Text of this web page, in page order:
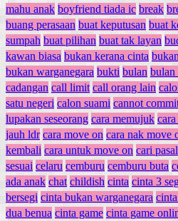
mahu anak boyfriend tiada ic break
buang perasaan buat keputusan buat
sumpah buat pilihan buat tak layan
kawan biasa bukan kerana cinta
bukan warganegara bukti bulan bulan
cadangan call limit call orang lain
satu negeri calon suami cannot
lupakan seseorang cara memujuk
jauh ldr cara move on cara nak move
kembali cara untuk move on cari pasal
sesuai celaru cemburu cemburu buta
ada anak chat childish cinta cinta 3
bersegi cinta bukan warganegara
dua benua cinta game cinta game